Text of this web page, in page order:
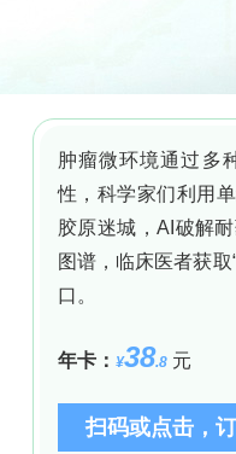
员采用羧基化磁流
特异性
在有CS环状模板及
，通过外置磁场分
色判读结果；以不同
及鱼子酱实际样品的
究结果
strategy of
员阐明：无Pb
时
面CS及RCA模板，
除，上清加4-NP因